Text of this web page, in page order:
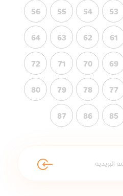
53
54
55
56
61
62
63
64
69
70
71
72
77
78
79
80
85
86
87